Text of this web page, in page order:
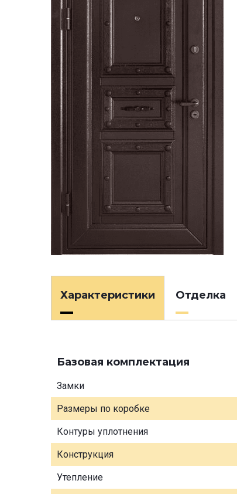
Характеристики Отделка
Базовая комплектация
Замки
Размеры по коробке
Контуры уплотнения
Конструкция
Утепление